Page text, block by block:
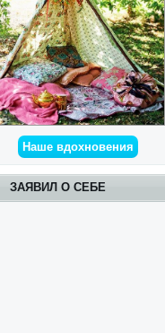
Наше вдохновения
ЗАЯВИЛ О СЕБЕ